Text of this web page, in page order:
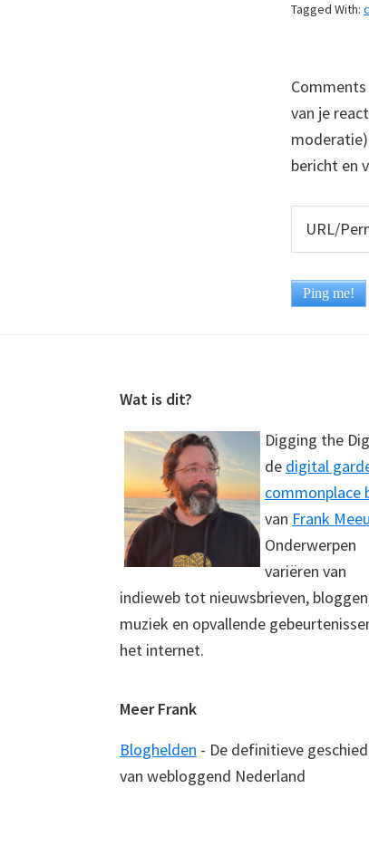
Tagged With:
van je
bericht en
Wat is dit?
Digging the
de digital
commonplace
van Frank
Onderwerpen
variëren van
indieweb tot nieuwsbrieven,
muziek en opvallende
het internet.
Meer Frank
Bloghelden - De definitieve
van webloggend Nederland